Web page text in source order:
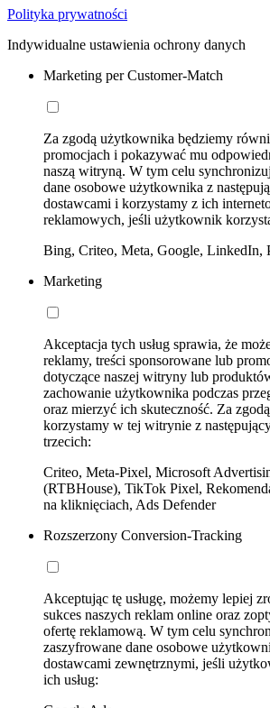
Polityka prywatności
Indywidualne ustawienia ochrony danych
Marketing per Customer-Match
Za zgodą użytkownika będziemy
promocjach i pokazywać mu
naszą witryną. W tym celu
dane osobowe użytkownika z
dostawcami i korzystamy z ich
reklamowych, jeśli użytkownik
Bing, Criteo, Meta, Google, LinkedIn,
Marketing
Akceptacja tych usług sprawia, że
reklamy, treści sponsorowane lub
dotyczące naszej witryny lub
zachowanie użytkownika podczas
oraz mierzyć ich skuteczność. Za
korzystamy w tej witrynie z
trzecich:
Criteo, Meta-Pixel, Microsoft
(RTBHouse), TikTok Pixel,
na kliknięciach, Ads Defender
Rozszerzony Conversion-Tracking
Akceptując tę usługę, możemy lepiej
sukces naszych reklam online oraz
ofertę reklamową. W tym celu
zaszyfrowane dane osobowe
dostawcami zewnętrznymi, jeśli
ich usług: